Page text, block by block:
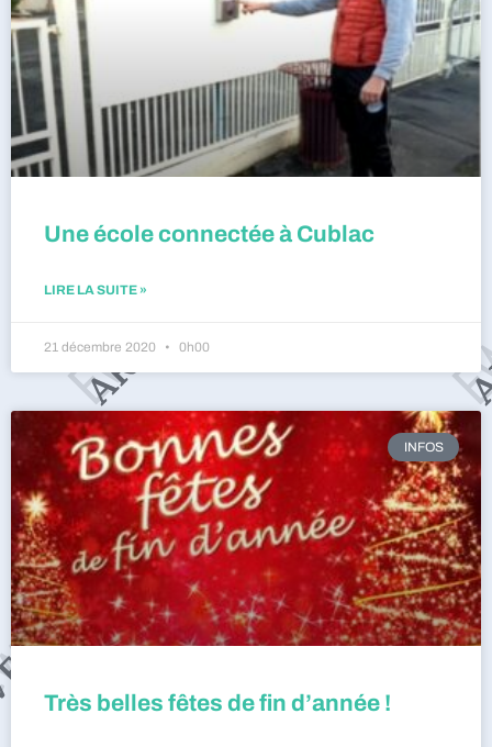
Une école connectée à Cublac
LIRE LA SUITE »
21 décembre 2020 0h00
INFOS
Très belles fêtes de fin d’année !